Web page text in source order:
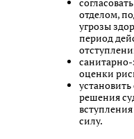
отделом,
угрозы
период
оценки
решения
силу.